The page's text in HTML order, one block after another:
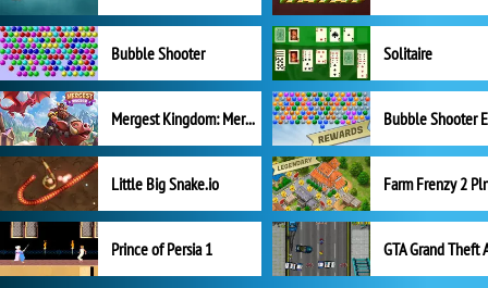
Bubble Shooter Solitaire
Mergest Kingdom: Merge Puzzle
Little Big Snake.io
Prince of Persia 1 GTA Grand Theft